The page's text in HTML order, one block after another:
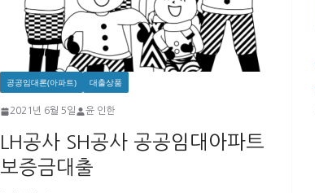
공공임대론(아파트) 대출상품
2021년 6월 5일 윤 인한
LH공사 SH공사 공공임대아파트
보증금대출